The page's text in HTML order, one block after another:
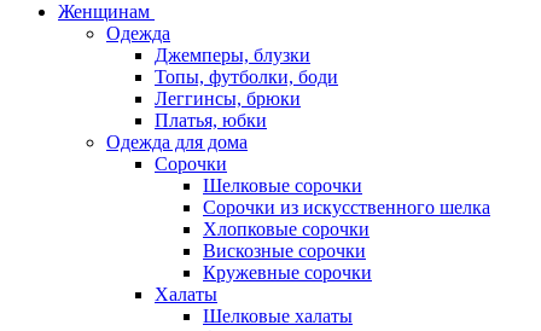
Женщинам
Одежда
Джемперы, блузки
Топы, футболки, боди
Леггинсы, брюки
Платья, юбки
Одежда для дома
Сорочки
Шелковые сорочки
Сорочки из искусственного шелка
Хлопковые сорочки
Вискозные сорочки
Кружевные сорочки
Халаты
Шелковые халаты